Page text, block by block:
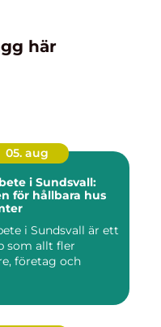
här
05. aug
i Sundsvall:
för hållbara hus
i Sundsvall är ett
som allt fler
företag och